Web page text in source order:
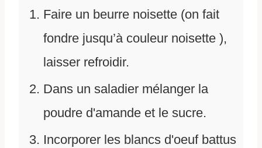
Faire un beurre noisette (on fait
fondre jusqu’à couleur noisette ),
laisser refroidir.
Dans un saladier mélanger la
poudre d'amande et le sucre.
Incorporer les blancs d'oeuf battus